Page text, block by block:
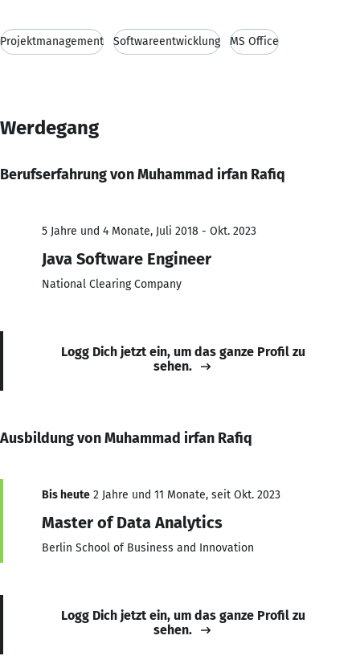
Projektmanagement Softwareentwicklung MS Office
Werdegang
Berufserfahrung von Muhammad irfan Rafiq
5 Jahre und 4 Monate, Juli 2018 - Okt. 2023
Java Software Engineer
National Clearing Company
Logg Dich jetzt ein, um das ganze Profil zu
sehen.
Ausbildung von Muhammad irfan Rafiq
Bis heute 2 Jahre und 11 Monate, seit Okt. 2023
Master of Data Analytics
Berlin School of Business and Innovation
Logg Dich jetzt ein, um das ganze Profil zu
sehen.